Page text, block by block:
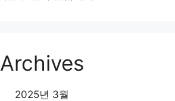
Archives
2025년 3월